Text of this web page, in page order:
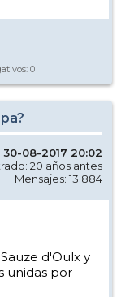
0
30-08-2017 20:02
20 años antes
Mensajes: 13.884
d'Oulx y
unidas por